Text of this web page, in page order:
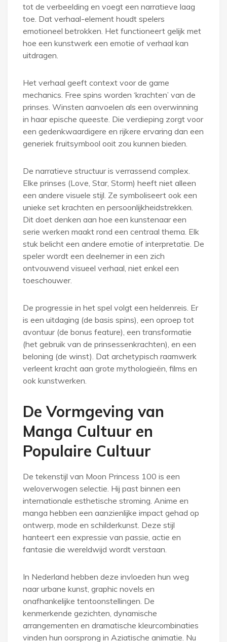
tot de verbeelding en voegt een narratieve laag
toe. Dat verhaal-element houdt spelers
emotioneel betrokken. Het functioneert gelijk met
hoe een kunstwerk een emotie of verhaal kan
uitdragen.
Het verhaal geeft context voor de game
mechanics. Free spins worden ‘krachten’ van de
prinses. Winsten aanvoelen als een overwinning
in haar epische queeste. Die verdieping zorgt voor
een gedenkwaardigere en rijkere ervaring dan een
generiek fruitsymbool ooit zou kunnen bieden.
De narratieve structuur is verrassend complex.
Elke prinses (Love, Star, Storm) heeft niet alleen
een andere visuele stijl. Ze symboliseert ook een
unieke set krachten en persoonlijkheidstrekken.
Dit doet denken aan hoe een kunstenaar een
serie werken maakt rond een centraal thema. Elk
stuk belicht een andere emotie of interpretatie. De
speler wordt een deelnemer in een zich
ontvouwend visueel verhaal, niet enkel een
toeschouwer.
De progressie in het spel volgt een heldenreis. Er
is een uitdaging (de basis spins), een oproep tot
avontuur (de bonus feature), een transformatie
(het gebruik van de prinsessenkrachten), en een
beloning (de winst). Dat archetypisch raamwerk
verleent kracht aan grote mythologieën, films en
ook kunstwerken.
De Vormgeving van
Manga Cultuur en
Populaire Cultuur
De tekenstijl van Moon Princess 100 is een
weloverwogen selectie. Hij past binnen een
internationale esthetische stroming. Anime en
manga hebben een aanzienlijke impact gehad op
ontwerp, mode en schilderkunst. Deze stijl
hanteert een expressie van passie, actie en
fantasie die wereldwijd wordt verstaan.
In Nederland hebben deze invloeden hun weg
naar urbane kunst, graphic novels en
onafhankelijke tentoonstellingen. De
kenmerkende gezichten, dynamische
arrangementen en dramatische kleurcombinaties
vinden hun oorsprong in Aziatische animatie. Nu